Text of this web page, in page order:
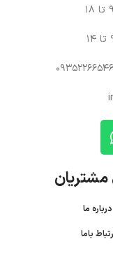
ما
باما